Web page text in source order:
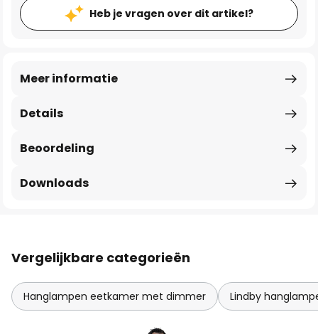
Heb je vragen over dit artikel?
Details
Meer informatie
Beoordeling
Downloads
Vergelijkbare categorieën
Hanglampen eetkamer met dimmer Lindby